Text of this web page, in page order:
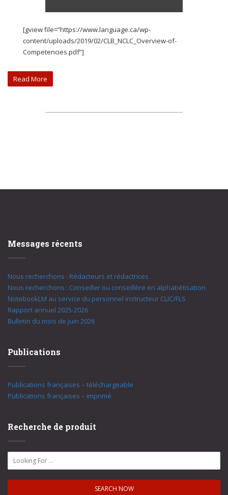
[gview file=”https://www.language.ca/wp-
content/uploads/2019/02/CLB_NCLC_Overview-of-
Competencies.pdf”]
Read More
Messages récents
Nous recherchons : Rédacteurs et rédactrices
Nous recherchons : Conseiller ou conseillère en alphabétisation
NotebookLM au service du personnel instructeur CLIC/FLS
Rapport annuel 2025-2026
Bulletin du mois de juin 2026
Publications
Publications françaises – téléchargeable
Publications françaises – imprimé
Recherche de produit